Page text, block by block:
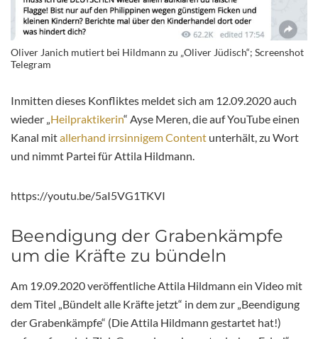
Oliver Janich mutiert bei Hildmann zu „Oliver Jüdisch“; Screenshot
Telegram
Inmitten dieses Konfliktes meldet sich am 12.09.2020 auch
wieder „Heilpraktikerin“ Ayse Meren, die auf YouTube einen
Kanal mitallerhand irrsinnigem Content unterhält, zu Wort
und nimmt Partei für Attila Hildmann.
https://youtu.be/5aI5VG1TKVI
Beendigung der Grabenkämpfe
um die Kräfte zu bündeln
Am 19.09.2020 veröffentliche Attila Hildmann ein Video mit
dem Titel „Bündelt alle Kräfte jetzt“ in dem zur „Beendigung
der Grabenkämpfe“ (Die Attila Hildmann gestartet hat!)